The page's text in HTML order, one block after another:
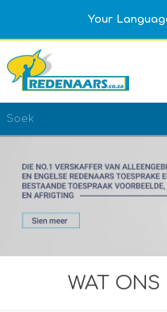
Your
REGISTREER
WAT ONS